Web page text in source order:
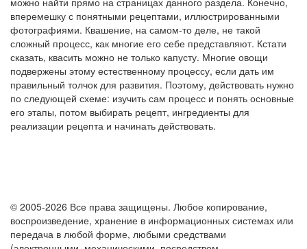
вперемешку с понятными рецептами, иллюстрированными
фотографиями. Квашение, на самом-то деле, не такой
сложный процесс, как многие его себе представляют. Кстати
сказать, квасить можно не только капусту. Многие овощи
подвержены этому естественному процессу, если дать им
правильный толчок для развития. Поэтому, действовать нужно
по следующей схеме: изучить сам процесс и понять основные
его этапы, потом выбирать рецепт, ингредиенты для
реализации рецепта и начинать действовать.
© 2005-2026 Все права защищены. Любое копирование,
воспроизведение, хранение в информационных системах или
передача в любой форме, любыми средствами